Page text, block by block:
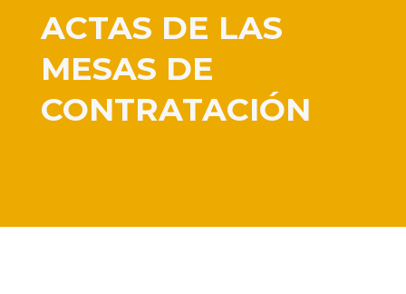
ACTAS DE LAS
MESAS DE
CONTRATACIÓN